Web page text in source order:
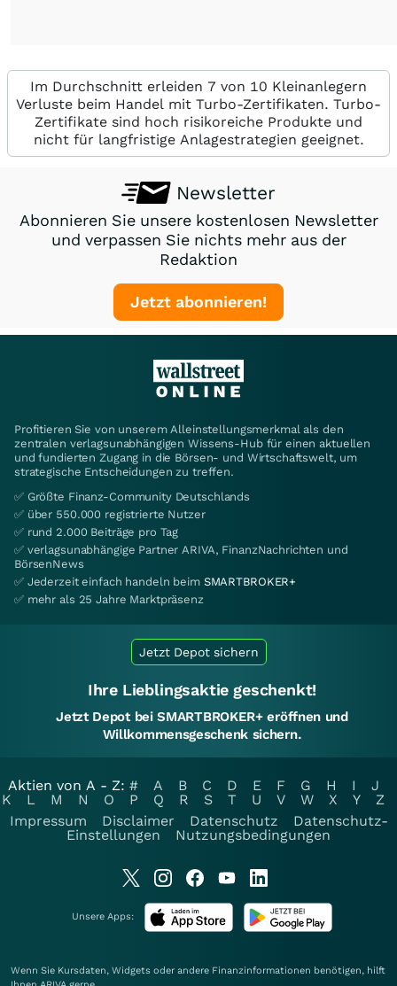
Im Durchschnitt erleiden 7 von 10 Kleinanlegern
Verluste beim Handel mit Turbo-Zertifikaten. Turbo-
Zertifikate sind hoch risikoreiche Produkte und
nicht für langfristige Anlagestrategien geeignet.
Newsletter
Abonnieren Sie unsere kostenlosen Newsletter
und verpassen Sie nichts mehr aus der
Redaktion
Jetzt abonnieren!
Profitieren Sie von unserem Alleinstellungsmerkmal als den
zentralen verlagsunabhängigen Wissens-Hub für einen aktuellen
und fundierten Zugang in die Börsen- und Wirtschaftswelt, um
strategische Entscheidungen zu treffen.
✅ Größte Finanz-Community Deutschlands
✅ über 550.000 registrierte Nutzer
✅ rund 2.000 Beiträge pro Tag
✅ verlagsunabhängige Partner ARIVA, FinanzNachrichten und
BörsenNews
✅ Jederzeit einfach handeln beim SMARTBROKER+
✅ mehr als 25 Jahre Marktpräsenz
Jetzt Depot sichern
Ihre Lieblingsaktie geschenkt!
Jetzt Depot bei SMARTBROKER+ eröffnen und
Willkommensgeschenk sichern.
Aktien von A - Z: # A B C D E F G H I
J
K
L M N O P Q R S T U V W X Y
Z
Impressum
Disclaimer Datenschutz
Datenschutz-
Einstellungen
Nutzungsbedingungen
Unsere Apps:
Wenn Sie Kursdaten, Widgets oder andere Finanzinformationen benötigen, hilft